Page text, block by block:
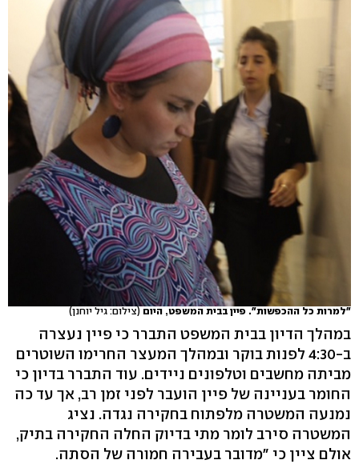
"למרות כל ההכפשות". פיין בבית המשפט, היום (צילום: גיל יוחנן)
במהלך הדיון בבית המשפט התברר כי פיין נעצרה
ב-4:30 לפנות בוקר ובמהלך המעצר החרימו השוטרים
מביתה מחשבים וטלפונים ניידים. עוד התברר בדיון כי
החומר בעניינה של פיין הועבר לפני זמן רב, אך עד כה
נמנעה המשטרה מלפתוח בחקירה נגדה. נציג
המשטרה סירב לומר מתי בדיוק החלה החקירה בתיק,
אולם ציין כי "מדובר בעבירה חמורה של הסתה.